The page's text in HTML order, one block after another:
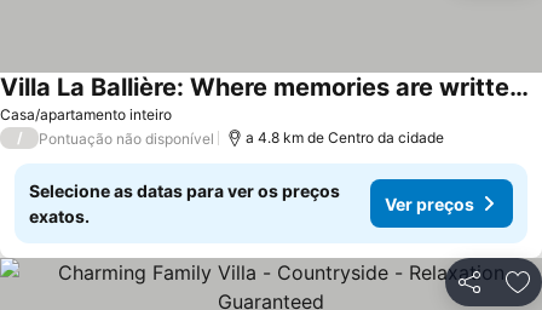
Casa/apartamento inteiro
Villa La Ballière: Where memories are written between heaven and earth
/ Pontuação não disponível a 4.8 km de Centro da cidade
Selecione as datas para ver os preços
exatos.
Ver preços
Partilhar